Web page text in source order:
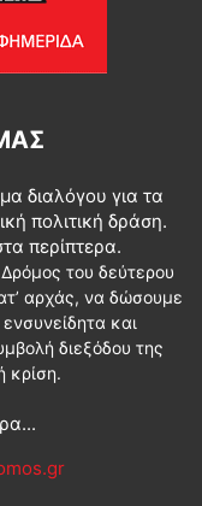
διαλόγου για τα
πολιτική δράση.
περίπτερα.
Δρόμος του δεύτερου
αρχάς, να δώσουμε
και
διεξόδου της
κρίση.